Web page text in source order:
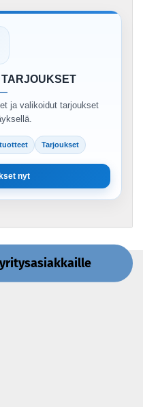
ja valikoidut tarjoukset
Tarjoukset
nyt